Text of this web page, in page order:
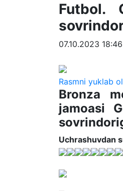
Futbol.
07.10.2023
Rasmni yuklab
Bronza
jamoasi
Uchrashuvdan